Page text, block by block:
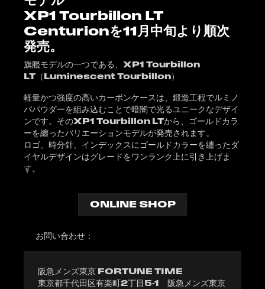
XP1 Tourbillon LT
Centurionを11月中旬より順次
発売。
旗艦モデルの一つである、XP1 Tourbillon
LT（Luminescent Tourbillon）
軽量かつ強度の高いカーボンケースは、鍛造工程でルミノ
バパウダーを組み込むことで暗闇で光るユニークなデザイ
ンです。そのXP1 Tourbillon LTから、ゴールドカラ
ーを纏ったバリエーションモデルが発売されます。
ロゴ、時分針、インデックスにゴールドカラーを纏ったダ
イヤルデザインはグレードをワンランク上に引き上げま
す。
ONLINE SHOP
お問い合わせ：
阪急メンズ東京 FORTUNE TIME
東京都千代田区有楽町2丁目5-1 阪急メンズ東京